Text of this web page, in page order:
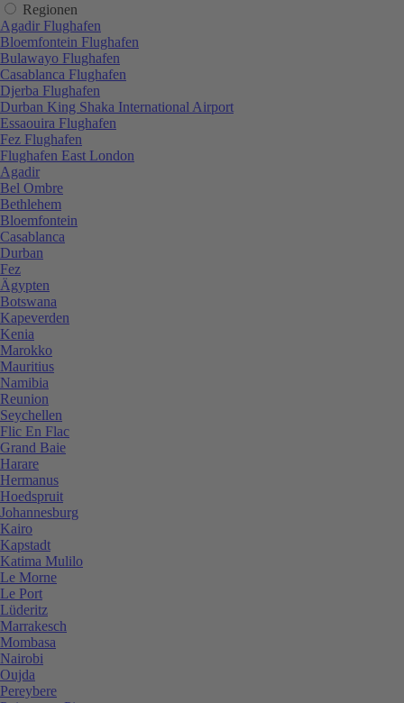
Regionen
Agadir Flughafen
Bloemfontein Flughafen
Bulawayo Flughafen
Casablanca Flughafen
Djerba Flughafen
Durban King Shaka International Airport
Essaouira Flughafen
Fez Flughafen
Flughafen East London
Agadir
Bel Ombre
Bethlehem
Bloemfontein
Casablanca
Durban
Fez
Ägypten
Botswana
Kapeverden
Kenia
Marokko
Mauritius
Namibia
Reunion
Seychellen
Flic En Flac
Grand Baie
Harare
Hermanus
Hoedspruit
Johannesburg
Kairo
Kapstadt
Katima Mulilo
Le Morne
Le Port
Lüderitz
Marrakesch
Mombasa
Nairobi
Oujda
Pereybere